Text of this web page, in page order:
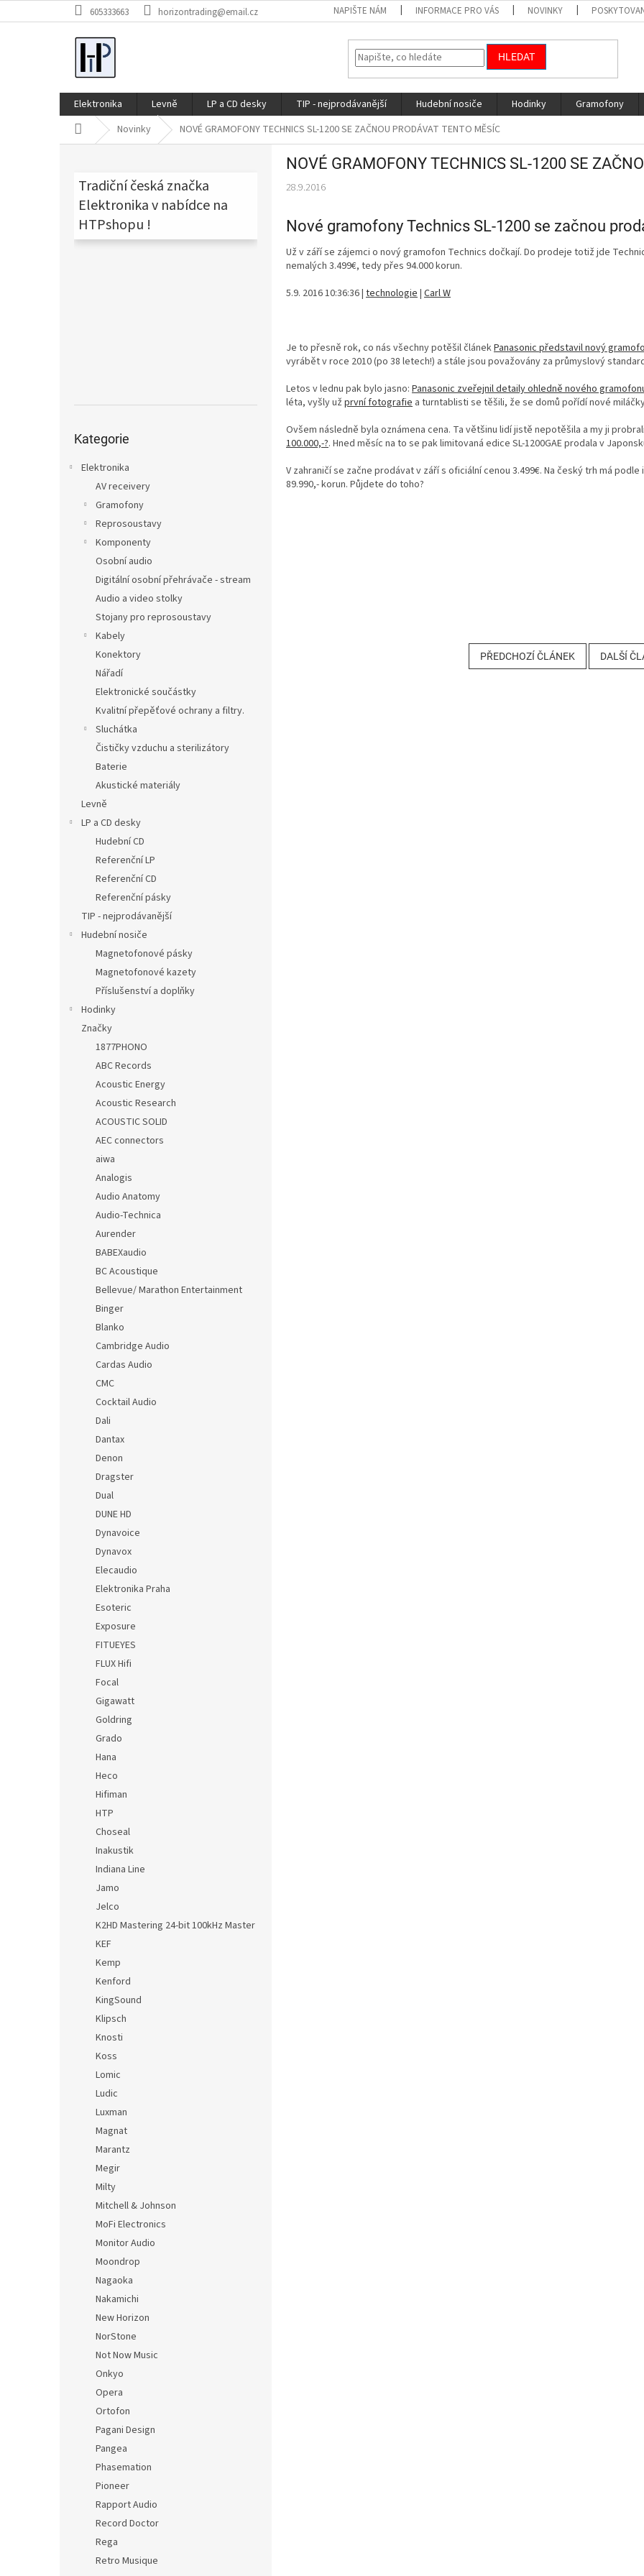
na
605333663 horizontrading@email.cz NAPIŠTE NÁM INFORMACE PRO VÁS NOVINKY
HLEDAT
Elektronika Levně LP a CD desky TIP - nejprodávanější Hudební nosiče Hodinky Gramofony
Domů Novinky NOVÉ GRAMOFONY TECHNICS SL-1200 SE ZAČNOU PRODÁVAT TENTO MĚSÍC
Tradiční česká značka
Elektronika v nabídce na
HTPshopu !
kategorie
Kategorie
Elektronika
AV receivery
Gramofony
Reprosoustavy
Komponenty
Osobní audio
Digitální osobní přehrávače - stream
Audio a video stolky
Stojany pro reprosoustavy
Kabely
Konektory
Nářadí
Elektronické součástky
Kvalitní přepěťové ochrany a filtry.
Sluchátka
Čističky vzduchu a sterilizátory
Baterie
Akustické materiály
Levně
LP a CD desky
Hudební CD
Referenční LP
Referenční CD
Referenční pásky
TIP - nejprodávanější
Hudební nosiče
Magnetofonové pásky
Magnetofonové kazety
Příslušenství a doplňky
Hodinky
Značky
1877PHONO
ABC Records
Acoustic Energy
Acoustic Research
ACOUSTIC SOLID
AEC connectors
aiwa
Analogis
Audio Anatomy
Audio-Technica
Aurender
BABEXaudio
BC Acoustique
Bellevue/ Marathon Entertainment
Binger
Blanko
Cambridge Audio
Cardas Audio
CMC
Cocktail Audio
Dali
Dantax
Denon
Dragster
Dual
DUNE HD
Dynavoice
Dynavox
Elecaudio
Elektronika Praha
Esoteric
Exposure
FITUEYES
FLUX Hifi
Focal
Gigawatt
Goldring
Grado
Hana
Heco
Hifiman
HTP
Choseal
Inakustik
Indiana Line
Jamo
Jelco
K2HD Mastering 24-bit 100kHz Master
KEF
Kemp
Kenford
KingSound
Klipsch
Knosti
Koss
Lomic
Ludic
Luxman
Magnat
Marantz
Megir
Milty
Mitchell & Johnson
MoFi Electronics
Monitor Audio
Moondrop
Nagaoka
Nakamichi
New Horizon
NorStone
Not Now Music
Onkyo
Opera
Ortofon
Pagani Design
Pangea
Phasemation
Pioneer
Rapport Audio
Record Doctor
Rega
Retro Musique
NOVÉ GRAMOFONY TECHNICS SL-1200 SE
28.9.2016
Nové gramofony Technics SL-1200 se začnou
Už v září se zájemci o nový gramofon Technics dočkají. Do prodeje totiž jde
nemalých 3.499€, tedy přes 94.000 korun.
5.9. 2016 10:36:36 | technologie | Carl W
Je to přesně rok, co nás všechny potěšil článekPanasonic představil nový
vyrábět v roce 2010 (po 38 letech!) a stále jsou považovány za průmyslový
Letos v lednu pak bylo jasno: Panasonic zveřejnil detaily ohledně nového
léta, vyšly už první fotografie a turntablisti se těšili, že se domů pořídí nové
Ovšem následně byla oznámena cena. Ta většinu lidí jistě nepotěšila a my ji
100.000,-?. Hned měsíc na to se pak limitovaná edice SL-1200GAE prodala v
V zahraničí se začne prodávat v září s oficiální cenou 3.499€. Na český trh má
89.990,- korun. Půjdete do toho?
PŘEDCHOZÍ ČLÁNEK DALŠÍ